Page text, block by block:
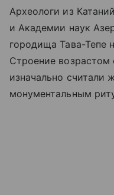
Археологи из
и Академии наук
городища Тава-Тепе
Строение возрастом
изначально считали
монументальным